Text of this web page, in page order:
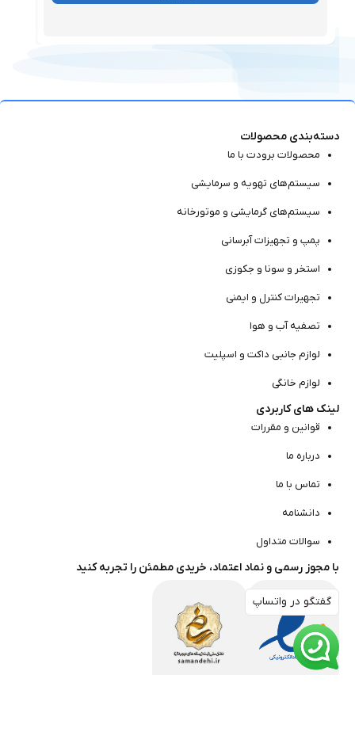
دسته‌بندی محصولات
محصولات برودت با ما
سیستم‌های تهویه و سرمایشی
سیستم‌های گرمایشی و موتور‌خانه
پمپ و تجهیزات آبرسانی
استخر و سونا و جکوزی
تجهیرات کنترل و ایمنی
تصفیه آب و هوا
لوازم جانبی داکت و اسپلیت
لوازم خانگی
لینک های کاربردی
قوانین و مقررات
درباره ما
تماس با ما
دانشنامه
سوالات متداول
با مجوز رسمی و نماد اعتماد، خریدی مطمئن را تجربه کنید
گفتگو در واتساپ
گفتگو در واتساپ